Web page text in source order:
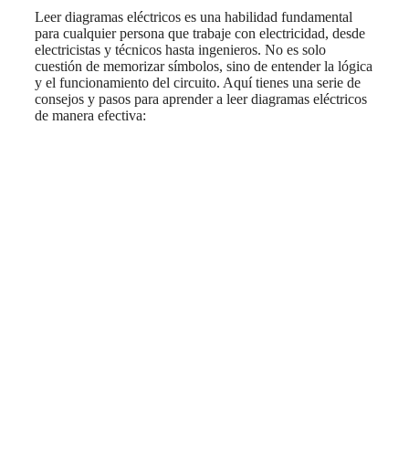
Leer diagramas eléctricos es una habilidad fundamental
para cualquier persona que trabaje con electricidad, desde
electricistas y técnicos hasta ingenieros. No es solo
cuestión de memorizar símbolos, sino de entender la lógica
y el funcionamiento del circuito. Aquí tienes una serie de
consejos y pasos para aprender a leer diagramas eléctricos
de manera efectiva: